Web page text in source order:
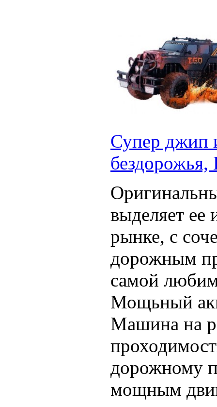
Супер джип
бездорожья,
выделяет ее
рынке, с
дорожным
самой
Мощьный
Машина на
дорожному
мощным